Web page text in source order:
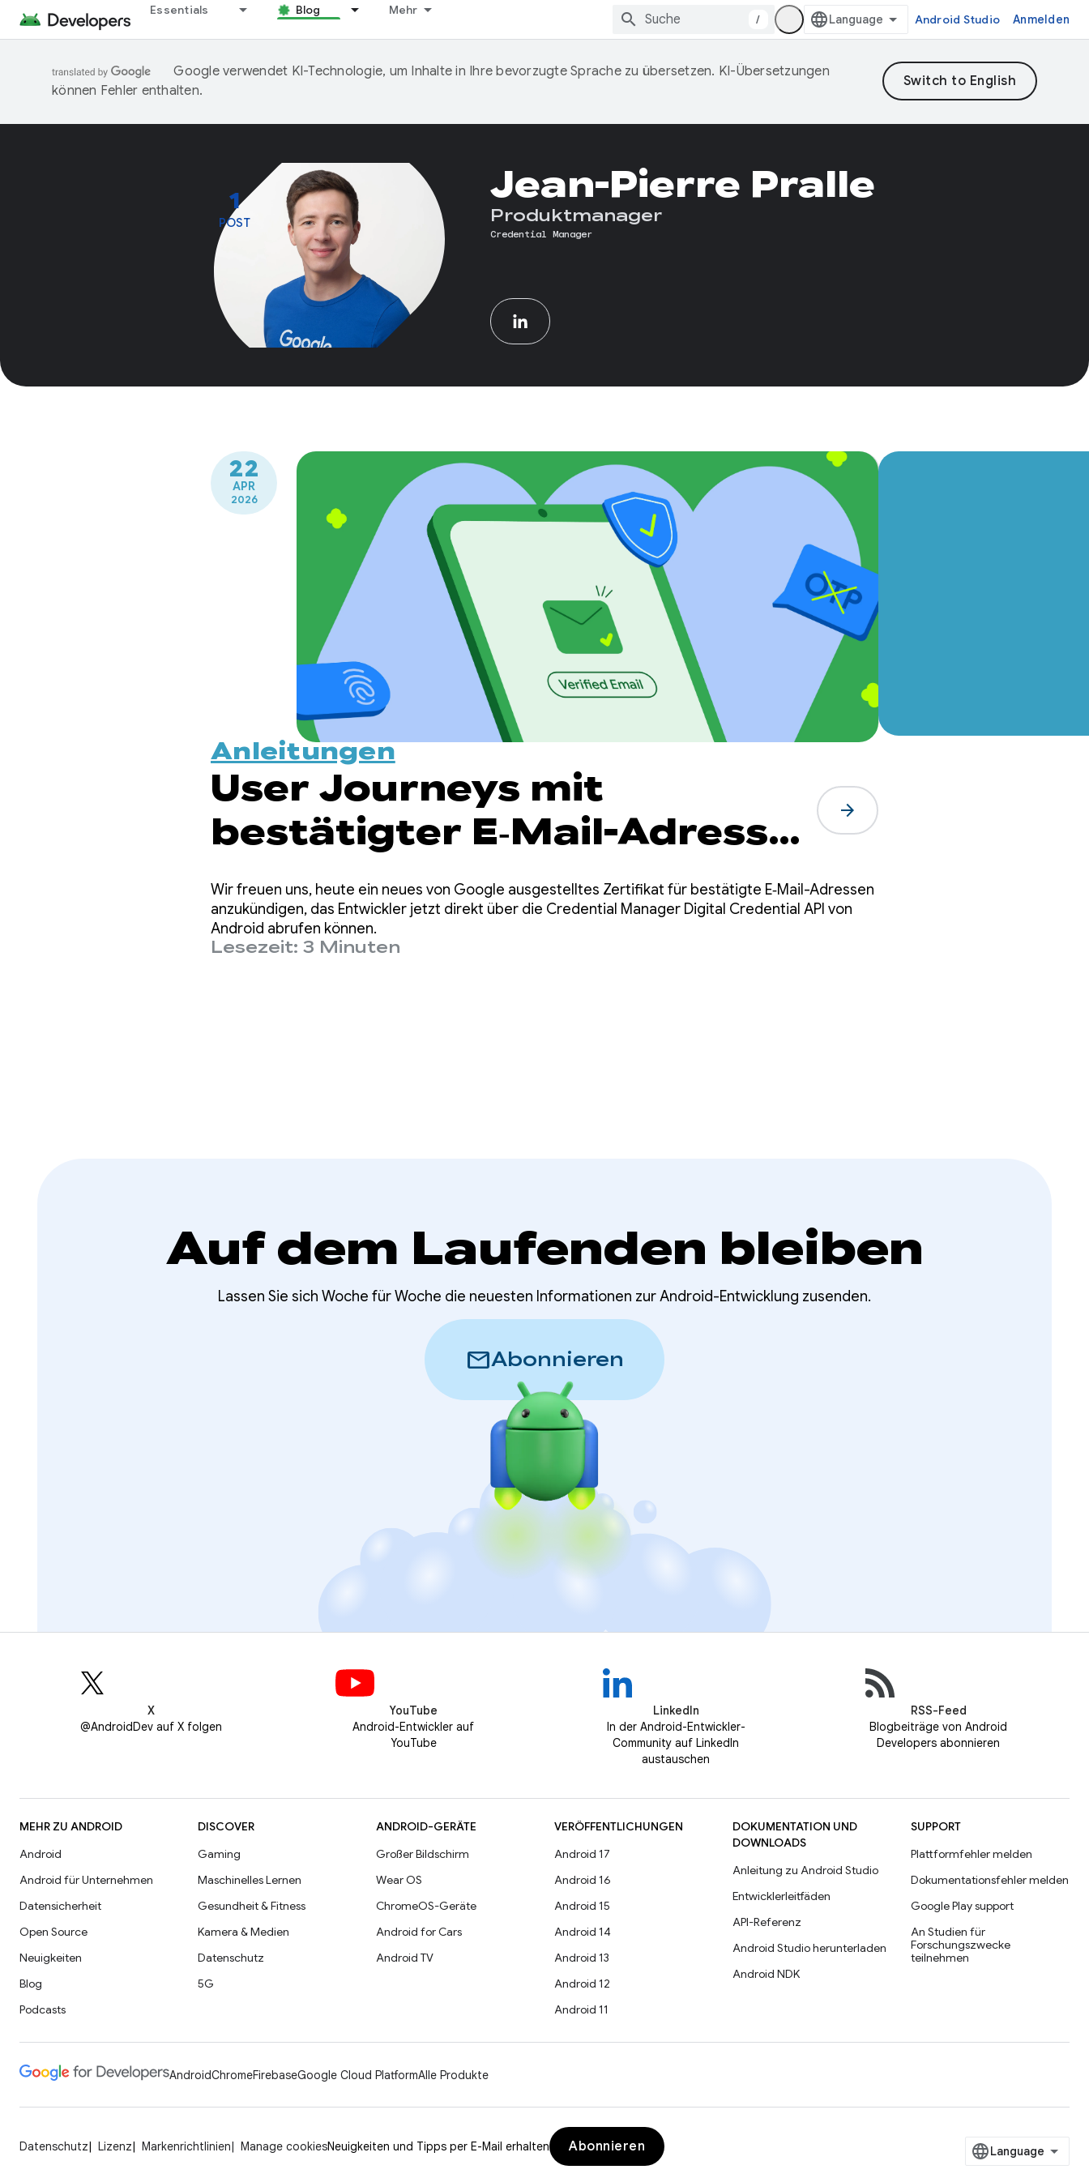
Essentials Blog Mehr
/ Android Studio Anmelden
Google verwendet KI-Technologie, um Inhalte in Ihre bevorzugte Sprache zu übersetzen. KI-Übersetzungen
können Fehler enthalten.
1
POST
Jean-Pierre Pralle
Produktmanager
Credential Manager
22
APR
2026
Anleitungen
User Journeys mit
bestätigter E‑Mail-Adresse
über Credential Manager
optimieren
arrow_forward
Wir freuen uns, heute ein neues von Google ausgestelltes Zertifikat für bestätigte E‑Mail-Adressen
anzukündigen, das Entwickler jetzt direkt über die Credential Manager Digital Credential API von
Android abrufen können.
Lesezeit: 3 Minuten
Auf dem Laufenden bleiben
Lassen Sie sich Woche für Woche die neuesten Informationen zur Android-Entwicklung zusenden.
mailAbonnieren
X
@AndroidDev auf X folgen
YouTube
Android-Entwickler auf
YouTube
LinkedIn
In der Android-Entwickler-
Community auf LinkedIn
austauschen
RSS-Feed
Blogbeiträge von Android
Developers abonnieren
MEHR ZU ANDROID
Android
Android für Unternehmen
Datensicherheit
Open Source
Neuigkeiten
Blog
Podcasts
DISCOVER
Gaming
Maschinelles Lernen
Gesundheit & Fitness
Kamera & Medien
Datenschutz
5G
ANDROID-GERÄTE
Großer Bildschirm
Wear OS
ChromeOS-Geräte
Android for Cars
Android TV
VERÖFFENTLICHUNGEN
Android 17
Android 16
Android 15
Android 14
Android 13
Android 12
Android 11
DOKUMENTATION UND
DOWNLOADS
Anleitung zu Android Studio
Entwicklerleitfäden
API-Referenz
Android Studio herunterladen
Android NDK
SUPPORT
Plattformfehler melden
Dokumentationsfehler melden
Google Play support
An Studien für
Forschungszwecke
teilnehmen
AndroidChromeFirebaseGoogle Cloud PlatformAlle Produkte
Datenschutz Lizenz Markenrichtlinien Manage cookiesNeuigkeiten und Tipps per E-Mail erhalten Abonnieren